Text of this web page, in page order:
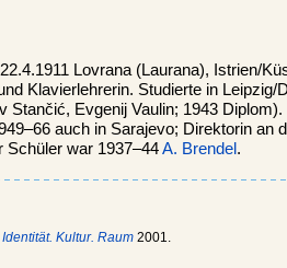
Lovrana (Laurana), Istrien/
Klavierlehrerin. Studierte in Leipzig/
Stančić, Evgenij Vaulin; 1943 Diplom).
auch in Sarajevo; Direktorin an
Schüler war 1937–44A. Brendel .
Identität. Kultur. Raum 2001.